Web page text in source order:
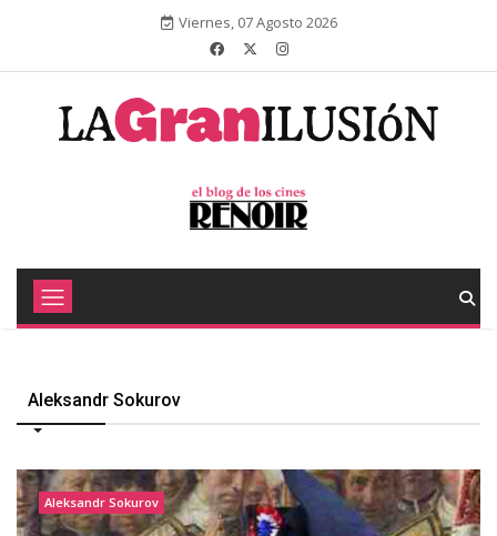
Viernes, 07 Agosto 2026
Aleksandr Sokurov
Aleksandr Sokurov